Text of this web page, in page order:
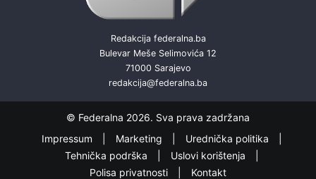
Redakcija federalna.ba
Bulevar Meše Selimovića 12
71000 Sarajevo
redakcija@federalna.ba
© Federalna 2026. Sva prava zadržana
Impressum
Marketing
Urednička politika
Tehnička podrška
Uslovi korištenja
Polisa privatnosti
Kontakt